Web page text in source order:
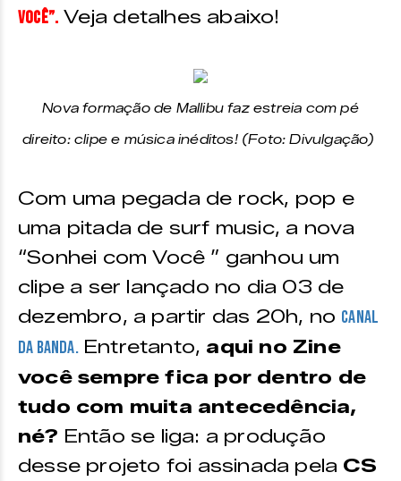
Você”. Veja detalhes abaixo!
Nova formação de Mallibu faz estreia com pé
direito: clipe e música inéditos! (Foto: Divulgação)
Com uma pegada de rock, pop e
uma pitada de surf music, a nova
“Sonhei com Você ” ganhou um
clipe a ser lançado no dia 03 de
dezembro, a partir das 20h, no canal
da banda.Entretanto, aqui no Zine
você sempre fica por dentro de
tudo com muita antecedência,
né? Então se liga: a produção
desse projeto foi assinada pela CS